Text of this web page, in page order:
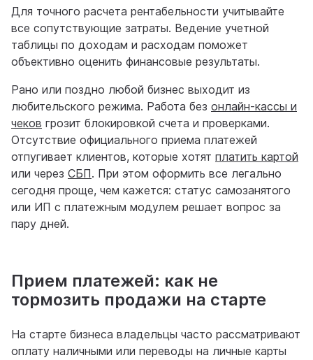
Для точного расчета рентабельности учитывайте
все сопутствующие затраты. Ведение учетной
таблицы по доходам и расходам поможет
объективно оценить финансовые результаты.
Рано или поздно любой бизнес выходит из
любительского режима. Работа без онлайн-кассы и
чеков грозит блокировкой счета и проверками.
Отсутствие официального приема платежей
отпугивает клиентов, которые хотят платить картой
или через СБП. При этом оформить все легально
сегодня проще, чем кажется: статус самозанятого
или ИП с платежным модулем решает вопрос за
пару дней.
Прием платежей: как не
тормозить продажи на старте
На старте бизнеса владельцы часто рассматривают
оплату наличными или переводы на личные карты